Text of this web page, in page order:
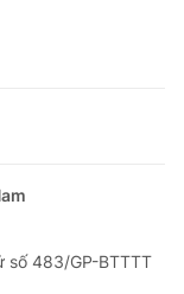
số 483/GP-BTTTT